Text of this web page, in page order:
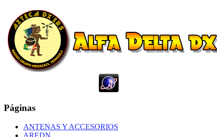
Páginas
ANTENAS Y ACCESORIOS
AREDN